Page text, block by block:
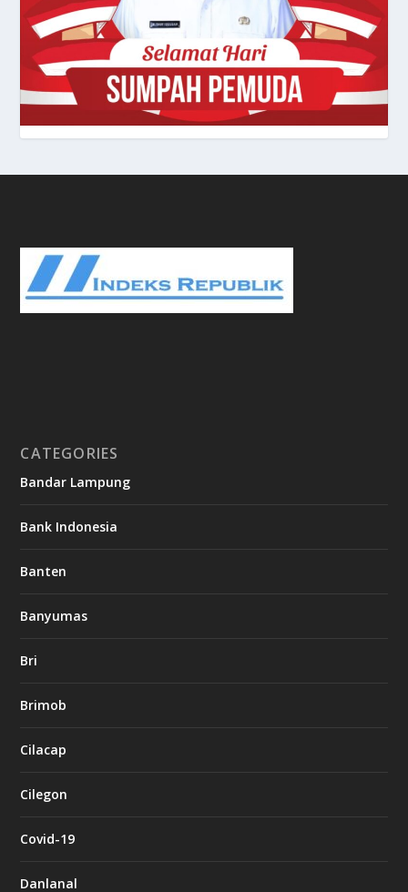
CATEGORIES
Bandar Lampung
Bank Indonesia
Banten
Banyumas
Bri
Brimob
Cilacap
Cilegon
Covid-19
Danlanal